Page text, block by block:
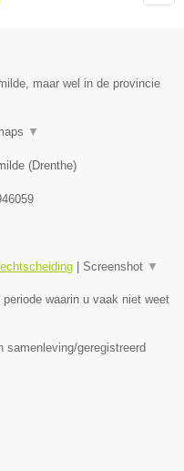
maar wel in de provincie
▼
(Drenthe)
| Screenshot ▼
waarin u vaak niet weet
samenleving/geregistreerd